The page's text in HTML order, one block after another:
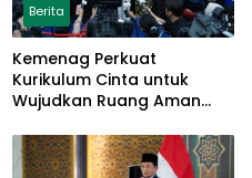
Berita
Kemenag Perkuat
Kurikulum Cinta untuk
Wujudkan Ruang Aman